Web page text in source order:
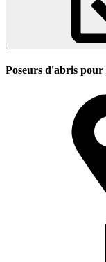
Poseurs d'abris pour